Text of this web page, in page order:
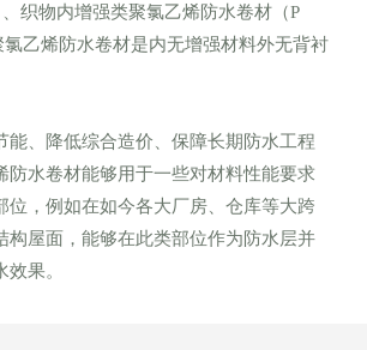
织物内增强类聚氯乙烯防水卷材（P
氯乙烯防水卷材是内无增强材料外无背衬
能、降低综合造价、保障长期防水工程
防水卷材能够用于一些对材料性能要求
位，例如在如今各大厂房、仓库等大跨
构屋面，能够在此类部位作为防水层并
果。